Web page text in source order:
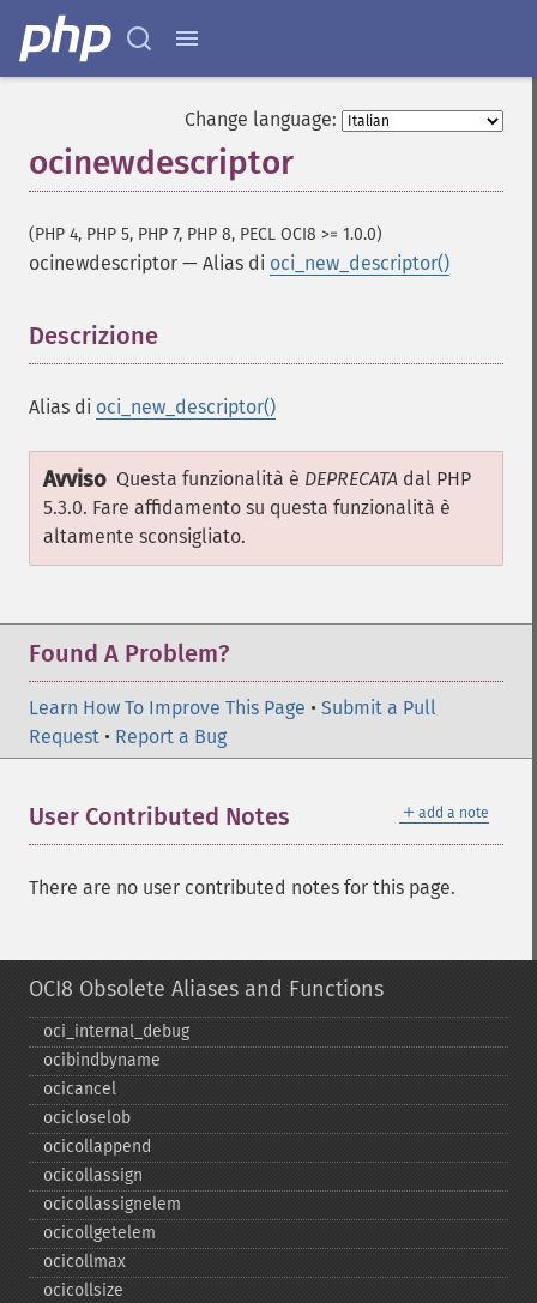
Change language:
ocinewdescriptor
(PHP 4, PHP 5, PHP 7, PHP 8, PECL OCI8 >= 1.0.0)
ocinewdescriptor — Alias di oci_new_descriptor()
Descrizione
Alias di oci_new_descriptor()
Avviso Questa funzionalità è DEPRECATA dal PHP
5.3.0. Fare affidamento su questa funzionalità è
altamente sconsigliato.
Found A Problem?
Learn How To Improve This Page • Submit a Pull
Request • Report a Bug
＋ add a note
User Contributed Notes
There are no user contributed notes for this page.
OCI8 Obsolete Aliases and Functions
oci_​internal_​debug
ocibindbyname
ocicancel
ocicloselob
ocicollappend
ocicollassign
ocicollassignelem
ocicollgetelem
ocicollmax
ocicollsize